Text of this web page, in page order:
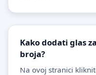
Kako dodati glas
broja?
Na ovoj stranici